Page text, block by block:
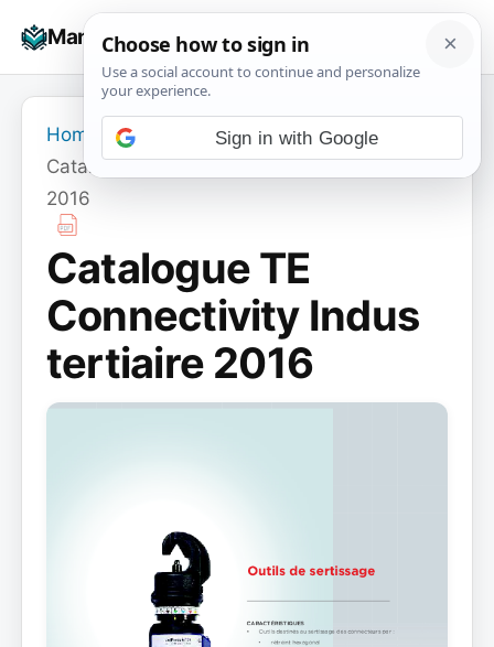
Manuals+
☰
Home
Catalogue TE Connectivity Indus tertiaire
2016
Catalogue TE
Connectivity Indus
tertiaire 2016
Sign in with Google